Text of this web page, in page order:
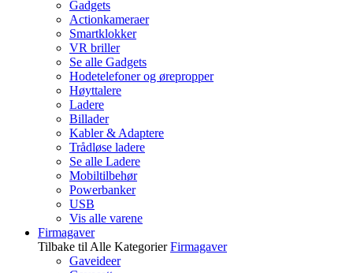
Gadgets
Actionkameraer
Smartklokker
VR briller
Se alle Gadgets
Hodetelefoner og ørepropper
Høyttalere
Ladere
Billader
Kabler & Adaptere
Trådløse ladere
Se alle Ladere
Mobiltilbehør
Powerbanker
USB
Vis alle varene
Firmagaver
Tilbake til Alle Kategorier Firmagaver
Gaveideer